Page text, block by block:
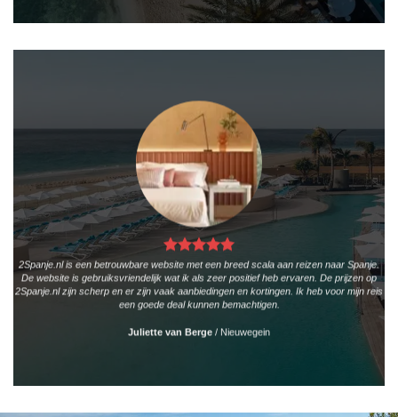
2Spanje.nl is een betrouwbare website met een breed scala aan reizen naar Spanje.
De website is gebruiksvriendelijk wat ik als zeer positief heb ervaren. De prijzen op
2Spanje.nl zijn scherp en er zijn vaak aanbiedingen en kortingen. Ik heb voor mijn reis
een goede deal kunnen bemachtigen.
Juliette van Berge / Nieuwegein